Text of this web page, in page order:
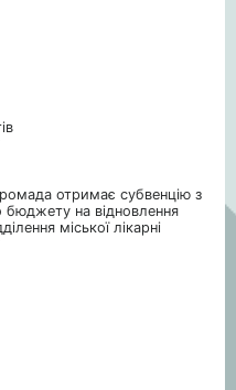
отримає субвенцію з
на відновлення
міської лікарні